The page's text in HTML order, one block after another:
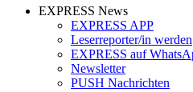
EXPRESS News
EXPRESS APP
Leserreporter/in werden
EXPRESS auf
Newsletter
PUSH Nachrichten